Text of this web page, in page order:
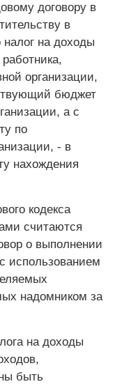
договору в
в
на доходы
организации,
бюджет
а с
по
- в
нахождения
кодекса
считаются
о выполнении
использованием
надомником за
на доходы
быть